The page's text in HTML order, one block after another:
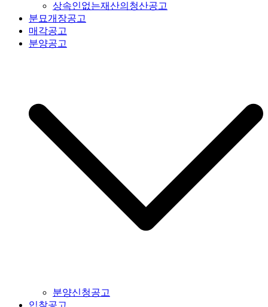
상속인없는재산의청산공고
분묘개장공고
매각공고
분양공고
분양신청공고
입찰공고